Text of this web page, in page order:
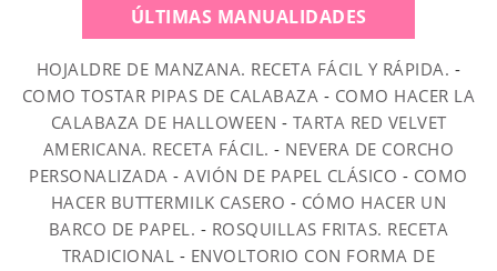
ÚLTIMAS MANUALIDADES
HOJALDRE DE MANZANA. RECETA FÁCIL Y RÁPIDA. -
COMO TOSTAR PIPAS DE CALABAZA - COMO HACER LA
CALABAZA DE HALLOWEEN - TARTA RED VELVET
AMERICANA. RECETA FÁCIL. - NEVERA DE CORCHO
PERSONALIZADA -AVIÓN DE PAPEL CLÁSICO - COMO
HACER BUTTERMILK CASERO - CÓMO HACER UN
BARCO DE PAPEL. - ROSQUILLAS FRITAS. RECETA
TRADICIONAL - ENVOLTORIO CON FORMA DE